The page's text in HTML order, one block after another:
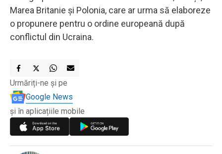
Marea Britanie și Polonia, care ar urma să elaboreze
o propunere pentru o ordine europeană după
conflictul din Ucraina.
Urmăriți-ne și pe
Google News
și în aplicațiile mobile